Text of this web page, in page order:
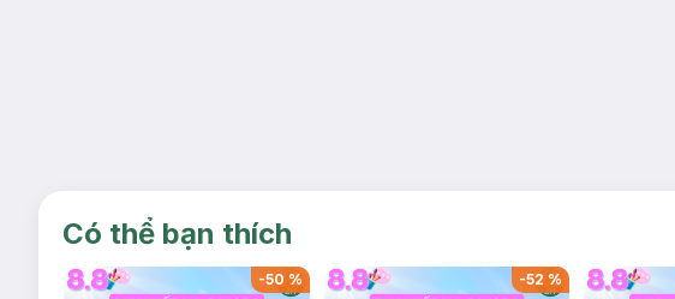
Có thể bạn thích
-50 % -52 %